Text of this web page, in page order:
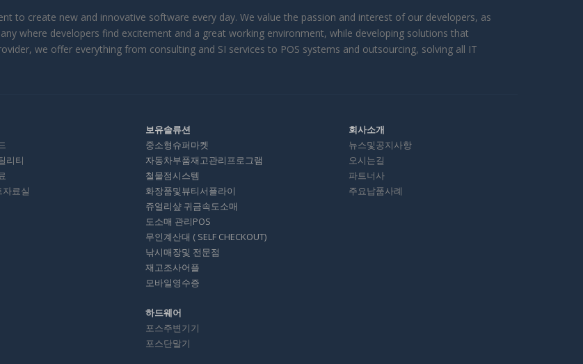
to create new and innovative software every day. We value the passion and interest of our developers, as
where developers find excitement and a great working environment, while developing solutions that
we offer everything from consulting and SI services to POS systems and outsourcing, solving all IT
리티
자료실
보유솔류션
중소형슈퍼마켓
자동차부품재고관리프로그램
철물점시스템
화장품및뷰티서플라이
쥬얼리샾 귀금속도소매
도소매 관리POS
무인계산대 ( SELF CHECKOUT)
낚시매장및 전문점
재고조사어플
모바일영수증
하드웨어
포스주변기기
포스단말기
회사소개
뉴스및공지사항
오시는길
파트너사
주요납품사례